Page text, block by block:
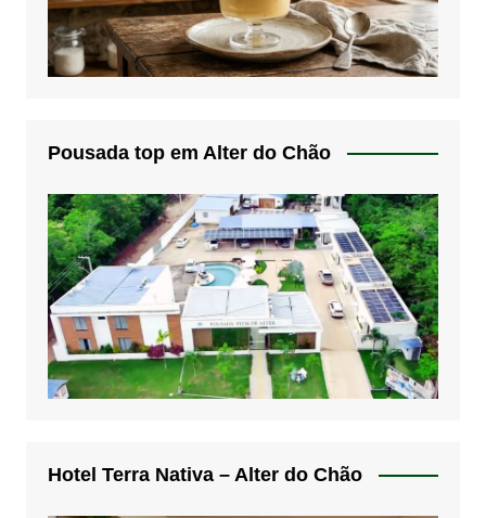
Pousada top em Alter do Chão
Hotel Terra Nativa – Alter do Chão